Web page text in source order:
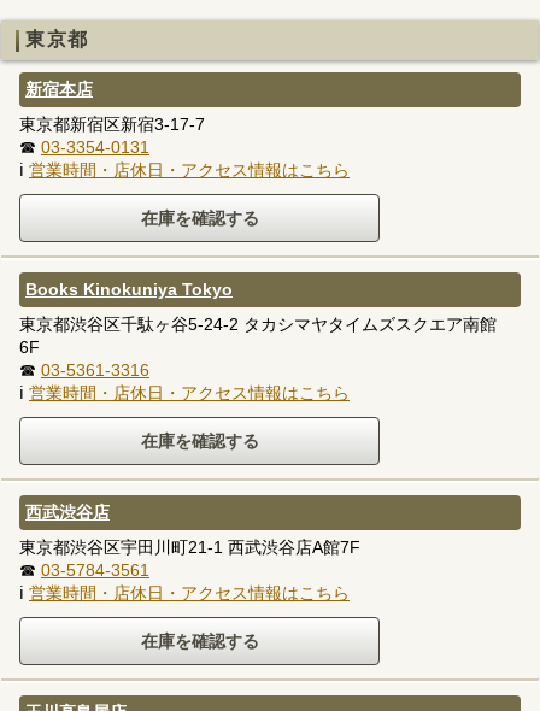
東京都
新宿本店
東京都新宿区新宿3-17-7
☎ 03-3354-0131
ℹ 営業時間・店休日・アクセス情報はこちら
Books Kinokuniya Tokyo
東京都渋谷区千駄ヶ谷5-24-2 タカシマヤタイムズスクエア南館
6F
☎ 03-5361-3316
ℹ 営業時間・店休日・アクセス情報はこちら
西武渋谷店
東京都渋谷区宇田川町21-1 西武渋谷店A館7F
☎ 03-5784-3561
ℹ 営業時間・店休日・アクセス情報はこちら